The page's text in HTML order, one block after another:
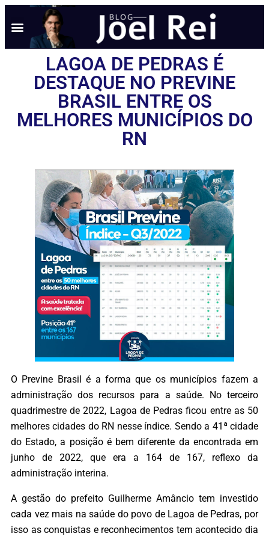
LAGOA DE PEDRAS É
DESTAQUE NO PREVINE
BRASIL ENTRE OS
MELHORES MUNICÍPIOS DO
RN
O Previne Brasil é a forma que os municípios fazem a
administração dos recursos para a saúde. No terceiro
quadrimestre de 2022, Lagoa de Pedras ficou entre as 50
melhores cidades do RN nesse índice. Sendo a 41ª cidade
do Estado, a posição é bem diferente da encontrada em
junho de 2022, que era a 164 de 167, reflexo da
administração interina.
A gestão do prefeito Guilherme Amâncio tem investido
cada vez mais na saúde do povo de Lagoa de Pedras, por
isso as conquistas e reconhecimentos tem acontecido dia